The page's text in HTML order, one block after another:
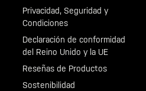
Privacidad, Seguridad y
Condiciones
Declaración de conformidad
del Reino Unido y la UE
Reseñas de Productos
Sostenibilidad